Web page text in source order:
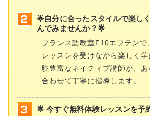
🌟自分に合ったスタイルで楽し
んでみませんか？🌟
フランス語教室F10エフテンで
レッスンを受けながら楽しく
験豊富なネイティブ講師が、あ
合わせて丁寧に指導します。
🌟 今すぐ無料体験レッスンを予